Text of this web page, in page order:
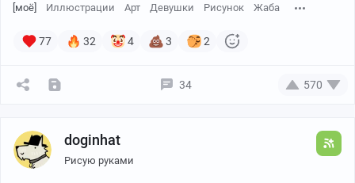
[моё] Иллюстрации Арт Девушки Рисунок Жаба
77 32 4 3 2
34 570
doginhat
Рисую руками